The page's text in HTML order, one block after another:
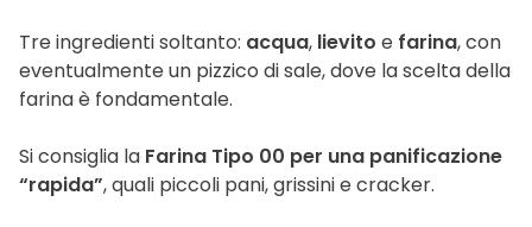
Tre ingredienti soltanto: acqua, lievito e farina, con
eventualmente un pizzico di sale, dove la scelta della
farina è fondamentale.
Si consiglia la Farina Tipo 00 per una panificazione
“rapida”, quali piccoli pani, grissini e cracker.